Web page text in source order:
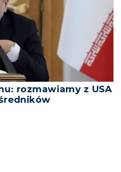
rozmawiamy z USA